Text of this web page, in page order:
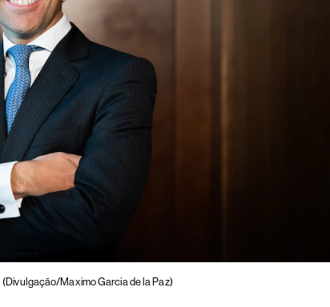
(Divulgação/Maximo Garcia de la Paz)